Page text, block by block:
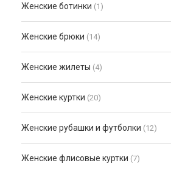
Женские ботинки (1)
Женские брюки (14)
Женские жилеты (4)
Женские куртки (20)
Женские рубашки и футболки (12)
Женские флисовые куртки (7)